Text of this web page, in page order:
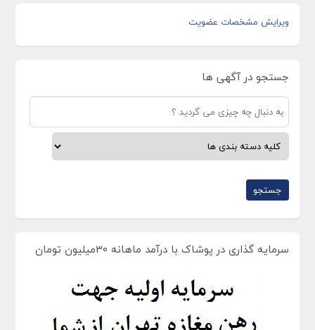
ویرایش مشخصات عضویت
جستجو در آگهی ها
سرمایه گذاری در پوشاک با درآمد ماهانه 30میلیون تومان